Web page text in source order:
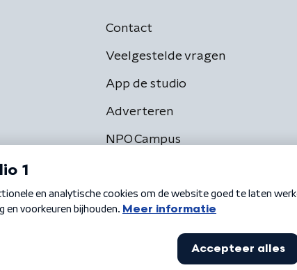
Contact
Veelgestelde vragen
App de studio
Adverteren
NPO Campus